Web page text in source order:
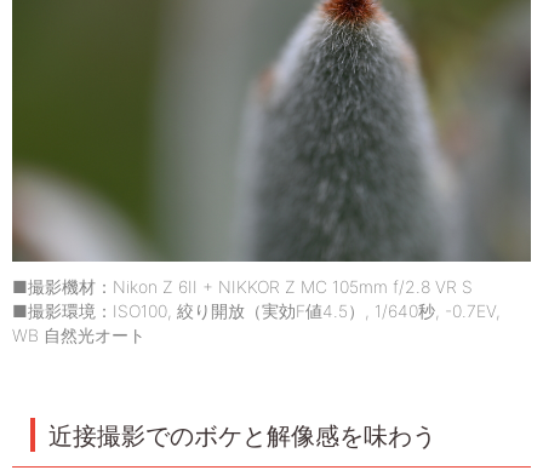
■撮影機材：Nikon Z 6II + NIKKOR Z MC 105mm f/2.8 VR S
■撮影環境：ISO100, 絞り開放（実効F値4.5）, 1/640秒, -0.7EV,
WB 自然光オート
近接撮影でのボケと解像感を味わう